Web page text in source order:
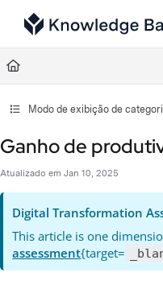
Documentation Index
Fetch the complete documentation
Use this file to discover all available
Modo de exibição de
Ganho de
Atualizado em Jan 10, 2025
Digital Transformation
This article is one
assessment{target=